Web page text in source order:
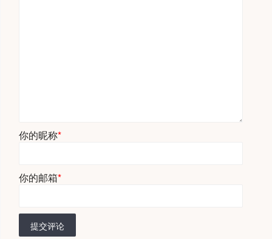
你的昵称*
你的邮箱*
提交评论